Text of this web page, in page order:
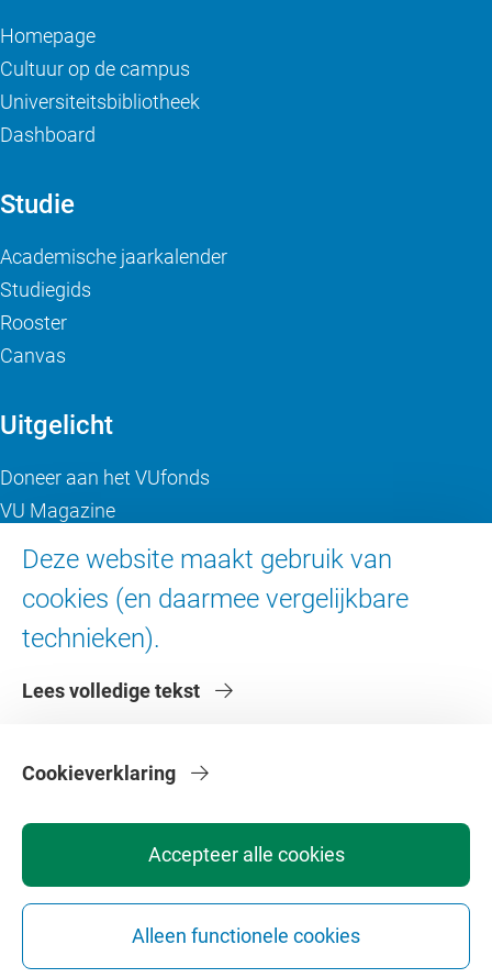
Deze website maakt gebruik van
cookies (en daarmee vergelijkbare
technieken).
Lees volledige tekst
Accepteer alle cookies
Alleen functionele cookies
Cookieverklaring
Homepage
Cultuur op de campus
Universiteitsbibliotheek
Dashboard
Studie
Academische jaarkalender
Studiegids
Rooster
Canvas
Uitgelicht
Doneer aan het VUfonds
VU Magazine
Digitale toegankelijkheid
Over de VU
Contact en route
Faculteiten